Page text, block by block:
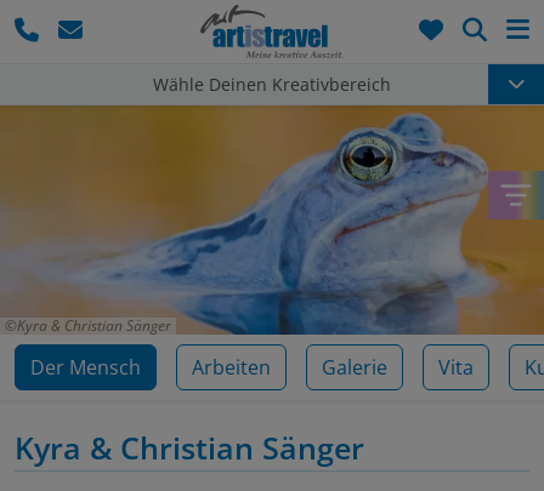
Wähle Deinen Kreativbereich
Kyra & Christian Sänger
Der Mensch Arbeiten Galerie Vita
Kyra & Christian Sänger